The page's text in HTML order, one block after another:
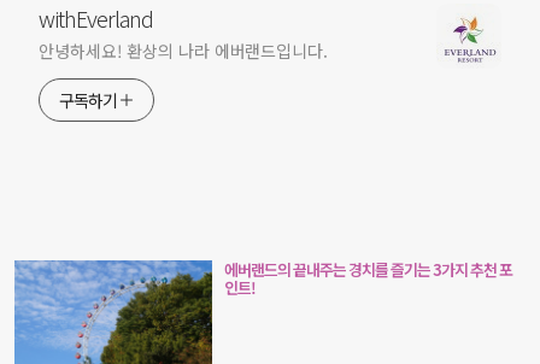
withEverland
안녕하세요! 환상의 나라 에버랜드입니다.
구독하기
에버랜드의 끝내주는 경치를 즐기는 3가지 추천 포
인트!